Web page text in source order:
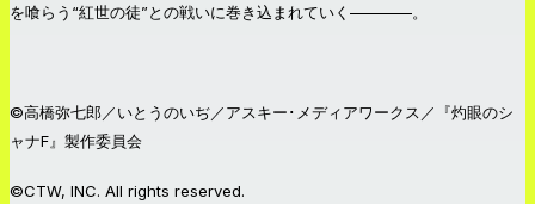
を喰らう“紅世の徒”との戦いに巻き込まれていく————。
©高橋弥七郎／いとうのいぢ／アスキー･メディアワークス／『灼眼のシ
ャナF』製作委員会
©CTW, INC. All rights reserved.